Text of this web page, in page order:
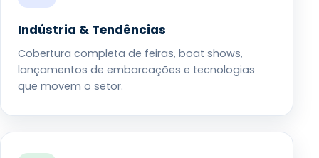
Indústria & Tendências
Cobertura completa de feiras, boat shows,
lançamentos de embarcações e tecnologias
que movem o setor.